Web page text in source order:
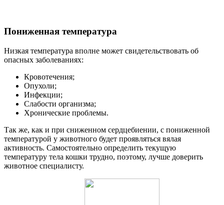
Пониженная температура
Низкая температура вполне может свидетельствовать об
опасных заболеваниях:
Кровотечения;
Опухоли;
Инфекции;
Слабости организма;
Хронические проблемы.
Так же, как и при сниженном сердцебиении, с пониженной
температурой у животного будет проявляться вялая
активность. Самостоятельно определить текущую
температуру тела кошки трудно, поэтому, лучше доверить
животное специалисту.